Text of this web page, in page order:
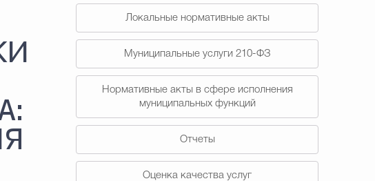
Избирательная комиссия Гостям Городского округа
Государственные организации информируют
Локальные нормативные акты
Муниципальные услуги 210-ФЗ
Нормативные акты в сфере исполнения
муниципальных функций
Отчеты
Оценка качества услуг